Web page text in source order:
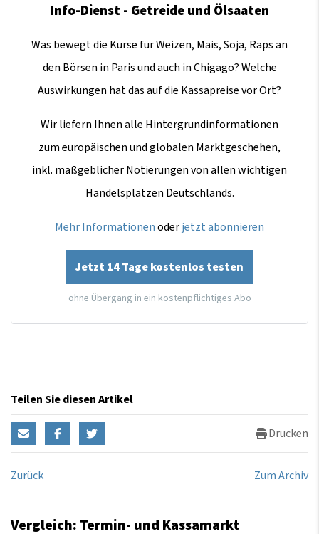
Info-Dienst - Getreide und Ölsaaten
Was bewegt die Kurse für Weizen, Mais, Soja, Raps an
den Börsen in Paris und auch in Chigago? Welche
Auswirkungen hat das auf die Kassapreise vor Ort?
Wir liefern Ihnen alle Hintergrundinformationen
zum europäischen und globalen Marktgeschehen,
inkl. maßgeblicher Notierungen von allen wichtigen
Handelsplätzen Deutschlands.
Mehr Informationenoderjetzt abonnieren
Jetzt 14 Tage kostenlos testen
ohne Übergang in ein kostenpflichtiges Abo
Teilen Sie diesen Artikel
Drucken
Zurück Zum Archiv
Vergleich: Termin- und Kassamarkt